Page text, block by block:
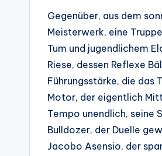
Gegenüber, aus dem
Meisterwerk, eine
Tum und jugendlichem
Riese, dessen Reflexe
Führungsstärke, die das
Motor, der eigentlich
Tempo unendlich, seine
Bulldozer, der Duelle
Jacobo Asensio, der